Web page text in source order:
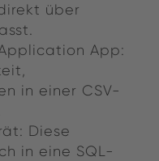
über
App:
in einer CSV-
Diese
in eine SQL-